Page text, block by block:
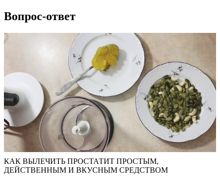
Вопрос-ответ
КАК ВЫЛЕЧИТЬ ПРОСТАТИТ ПРОСТЫМ,
ДЕЙСТВЕННЫМ И ВКУСНЫМ СРЕДСТВОМ